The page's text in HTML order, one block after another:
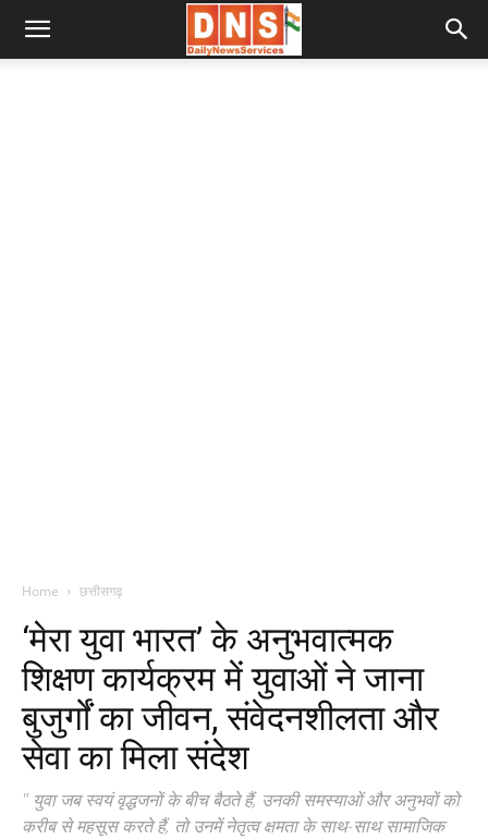
Home छत्तीसगढ़
‘मेरा युवा भारत’ के अनुभवात्मक
शिक्षण कार्यक्रम में युवाओं ने जाना
बुजुर्गों का जीवन, संवेदनशीलता और
सेवा का मिला संदेश
" युवा जब स्वयं वृद्धजनों के बीच बैठते हैं, उनकी समस्याओं और अनुभवों को
करीब से महसूस करते हैं, तो उनमें नेतृत्व क्षमता के साथ-साथ सामाजिक